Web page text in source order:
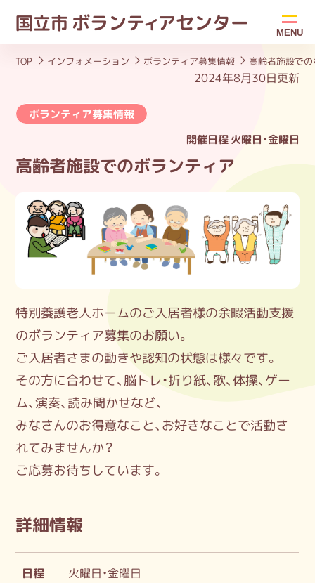
国立市 ボランティアセンター MENU
TOP インフォメーション ボランティア募集情報 高齢者施設で
2024年8月30日更新
ボランティア募集情報
開催日程火曜日・金曜日
高齢者施設でのボランティア
特別養護老人ホームのご入居者様の余暇活動支援
のボランティア募集のお願い。
ご入居者さまの動きや認知の状態は様々です。
その方に合わせて、脳トレ・折り紙、歌、体操、ゲー
ム、演奏、読み聞かせなど、
みなさんのお得意なこと、お好きなことで活動さ
れてみませんか？
ご応募お待ちしています。
詳細情報
日程 火曜日・金曜日